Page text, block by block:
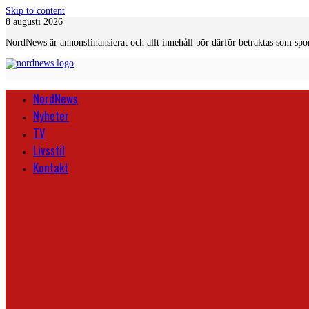
Skip to content
8 augusti 2026
NordNews är annonsfinansierat och allt innehåll bör därför betraktas som
NordNews
Nyheter
TV
Livsstil
Kontakt